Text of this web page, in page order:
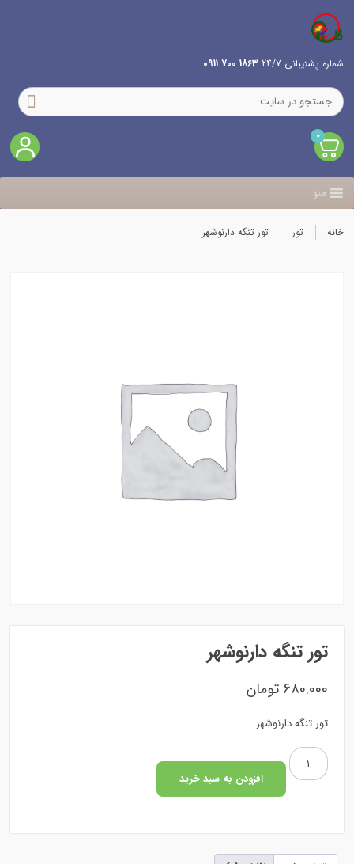
شماره پشتیبانی 24/7 1863 700 0911
0
منو
خانه تور تور تنگه دارنوشهر
تور تنگه دارنوشهر
680.000 تومان
تور تنگه دارنوشهر
تور
تنگه
دارنوشهر
افزودن به سبد خرید